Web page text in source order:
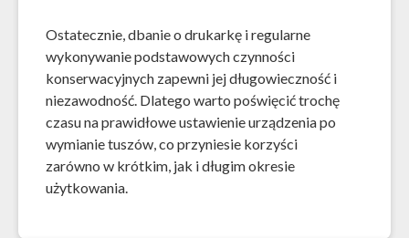
Ostatecznie, dbanie o drukarkę i regularne
wykonywanie podstawowych czynności
konserwacyjnych zapewni jej długowieczność i
niezawodność. Dlatego warto poświęcić trochę
czasu na prawidłowe ustawienie urządzenia po
wymianie tuszów, co przyniesie korzyści
zarówno w krótkim, jak i długim okresie
użytkowania.